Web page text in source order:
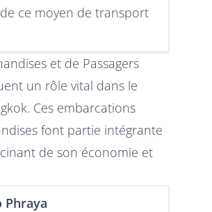
ce moyen de transport
et de Passagers
un rôle vital dans le
Ces embarcations
font partie intégrante
de son économie et
Phraya